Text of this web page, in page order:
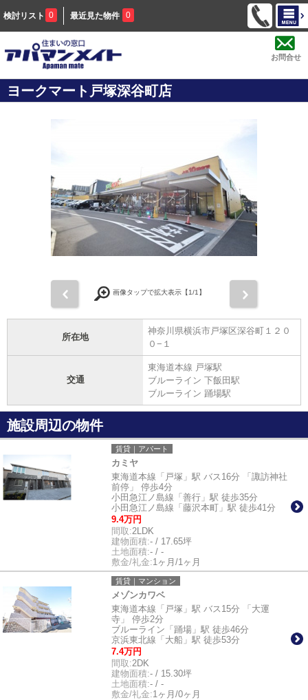
検討リスト 0 最近見た物件 0
お問合せ
ヨークマート戸塚深谷町店
画像タップで拡大表示【1/1】
所在地
神奈川県横浜市戸塚区深谷町１２０
０−１
交通
東海道本線 戸塚駅
ブルーライン 下飯田駅
ブルーライン 踊場駅
施設周辺の物件
賃貸｜アパート
カミヤ
東海道本線「戸塚」駅 バス16分 「諏訪神社
前停」 停歩4分
小田急江ノ島線「善行」駅 徒歩35分
小田急江ノ島線「藤沢本町」駅 徒歩41分
9.4万円
間取:2LDK
建物面積:- / 17.65坪
土地面積:- / -
敷金/礼金:1ヶ月/1ヶ月
賃貸｜マンション
メゾンカワベ
東海道本線「戸塚」駅 バス15分 「大運
寺」 停歩2分
ブルーライン「踊場」駅 徒歩46分
京浜東北線「大船」駅 徒歩53分
7.4万円
間取:2DK
建物面積:- / 15.30坪
土地面積:- / -
敷金/礼金:1ヶ月/0ヶ月